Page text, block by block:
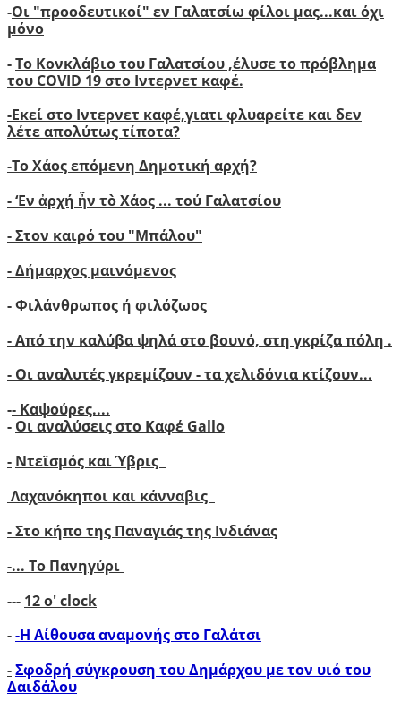
-Οι "προοδευτικοί" εν Γαλατσίω φίλοι μας...και όχι
μόνο
-Το Κονκλάβιο του Γαλατσίου ,έλυσε το πρόβλημα
του COVID 19 στο Ιντερνετ καφέ.
-Εκεί στο Ιντερνετ καφέ,γιατι φλυαρείτε και δεν
λέτε απολύτως τίποτα?
-Το Χάος επόμενη Δημοτική αρχή?
-‘Εν ἀρχή ἦν τὸ Χάος ... τού Γαλατσίου
-Στον καιρό του "Μπάλου"
- Δήμαρχος μαινόμενος
- Φιλάνθρωπος ή φιλόζωος
- Από την καλύβα ψηλά στο βουνό, στη γκρίζα πόλη .
- Οι αναλυτές γκρεμίζουν - τα χελιδόνια κτίζουν...
-- Καψούρες....
- Οι αναλύσεις στο Καφέ Gallo
- Ντεϊσμός και Ύβρις
Λαχανόκηποι και κάνναβις
- Στο κήπο της Παναγιάς της Ινδιάνας
-... Το Πανηγύρι
--- 12 ο' clock
--Η Αίθουσα αναμονής στο Γαλάτσι
-Σφοδρή σύγκρουση του Δημάρχου με τον υιό του
Δαιδάλου